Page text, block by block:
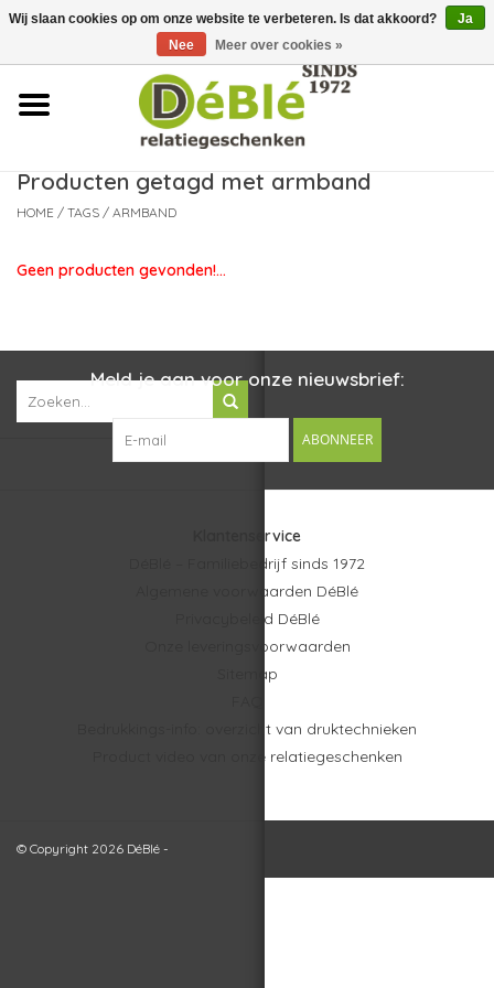
Over ons
Contact
Nieuws
Leveringsvoorwaarden
Producten getagd met armband
HOME / TAGS / ARMBAND
Geen producten gevonden!...
Meld je aan voor onze nieuwsbrief:
ABONNEER
Klantenservice
DéBlé – Familiebedrijf sinds 1972
Algemene voorwaarden DéBlé
Privacybeleid DéBlé
Onze leveringsvoorwaarden
Sitemap
Bedrukkings-info: overzicht van druktechnieken
Product video van onze relatiegeschenken
© Copyright 2026 DéBlé -
Wij slaan cookies op om onze website te verbeteren. Is dat akkoord?
Ja
Nee
Meer over cookies »